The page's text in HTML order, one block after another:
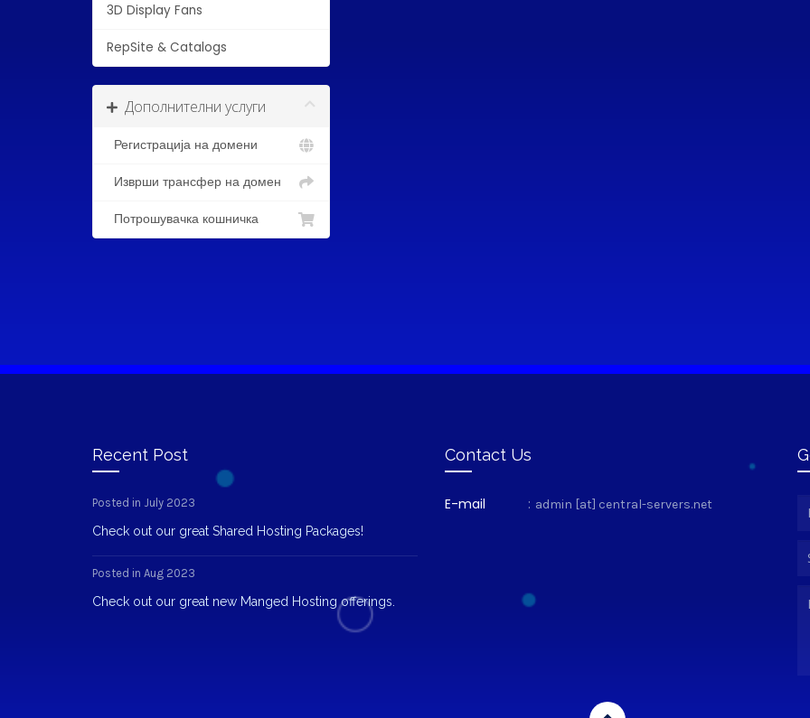
3D Display Fans
RepSite & Catalogs
Дополнителни услуги
Регистрација на домени
Изврши трансфер на домен
Потрошувачка кошничка
Recent Post
Posted in July 2023
Check out our great Shared Hosting Packages!
Posted in Aug 2023
Check out our great new Manged Hosting offerings.
Contact Us
E-mail : admin [at] central-servers.net